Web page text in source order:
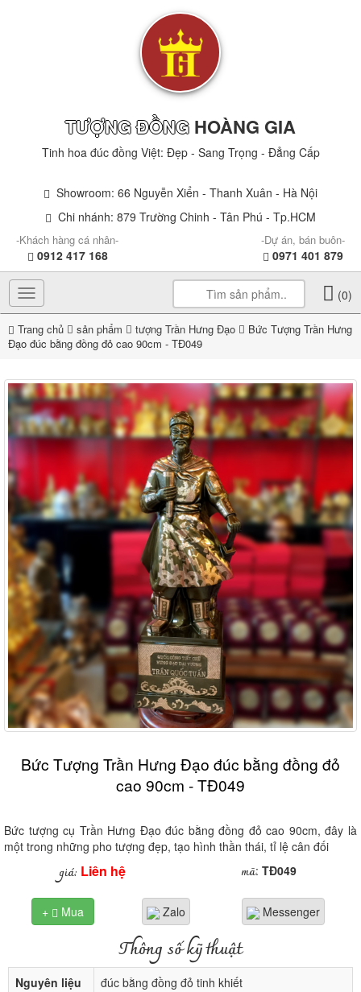
TƯỢNG ĐỒNG HOÀNG GIA
Tinh hoa đúc đồng Việt: Đẹp - Sang Trọng - Đẳng Cấp
Showroom: 66 Nguyễn Xiển - Thanh Xuân - Hà Nội
Chi nhánh: 879 Trường Chinh - Tân Phú - Tp.HCM
-Khách hàng cá nhân-
0912 417 168
-Dự án, bán buôn-
0971 401 879
Toggle
navigation
(0)
Trang chủ sản phẩm tượng Trần Hưng Đạo
Bức Tượng Trần Hưng
Đạo đúc bằng đồng đỏ cao 90cm - TĐ049
Bức Tượng Trần Hưng Đạo đúc bằng đồng đỏ
cao 90cm - TĐ049
Bức tượng cụ Trần Hưng Đạo đúc bằng đồng đỏ cao 90cm, đây là
một trong những pho tượng đẹp, tạo hình thần thái, tỉ lệ cân đối
giá: Liên hệ mã: TĐ049
+  Mua Zalo Messenger
Thông số kỹ thuật
Nguyên liệu
đúc bằng đồng đỏ tinh khiết